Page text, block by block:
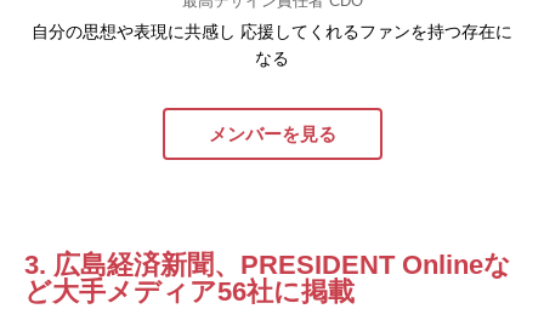
自分の思想や表現に共感し 応援してくれるファンを持つ存在に
なる
メンバーを見る
3. 広島経済新聞、PRESIDENT Onlineな
ど大手メディア56社に掲載